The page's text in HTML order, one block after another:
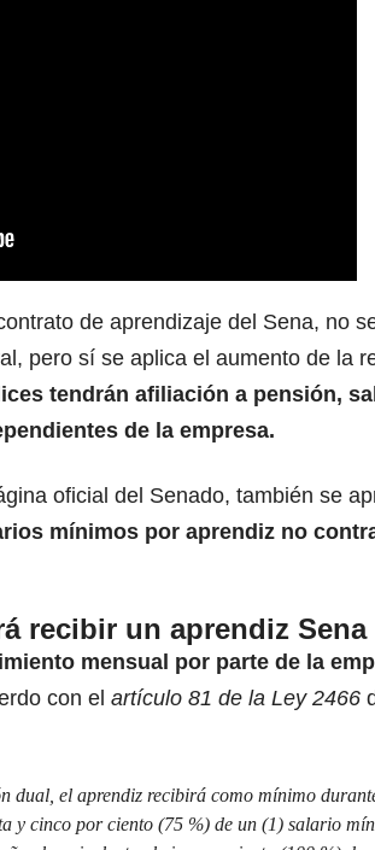
de aprendizaje del Sena, no
pero sí se aplica el aumento de la
tendrán afiliación a pensión,
de la empresa.
oficial del Senado, también se
mínimos por aprendiz no
recibir un aprendiz Sena
mensual por parte de la
con el artículo 81 de la Ley 2466
dual, el aprendiz recibirá como mínimo
y cinco por ciento (75 %) de un (1) salario